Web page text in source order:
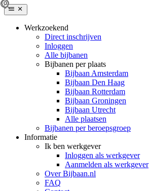
Werkzoekend
Direct inschrijven
Inloggen
Alle bijbanen
Bijbanen per plaats
Bijbaan Amsterdam
Bijbaan Den Haag
Bijbaan Rotterdam
Bijbaan Groningen
Bijbaan Utrecht
Alle plaatsen
Bijbanen per beroepsgroep
Informatie
Ik ben werkgever
Inloggen als werkgever
Aanmelden als werkgever
Over Bijbaan.nl
FAQ